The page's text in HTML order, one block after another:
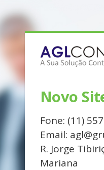
Novo
Fone: (11)
Email:
R. Jorge
Mariana